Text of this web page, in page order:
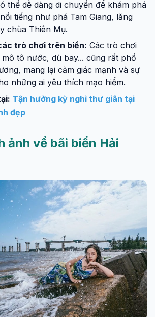
thể dễ dàng di chuyển để khám phá
tiếng như phá Tam Giang, lăng
chùa Thiên Mụ.
trò chơi trên biển: Các trò chơi
tô nước, dù bay... cũng rất phổ
mang lại cảm giác mạnh và sự
những ai yêu thích mạo hiểm.
Tận hưởng kỳ nghỉ thư giãn tại
đẹp
ảnh về bãi biển Hải